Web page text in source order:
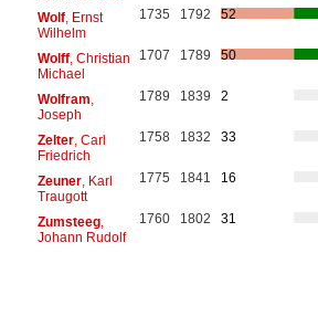
Wolf, Ernst
Wilhelm
1735 1792 52
Wolff, Christian
Michael
1707 1789 50
Wolfram
Joseph
1789 1839 2
Zelter, Carl
Friedrich
1758 1832 33
Zeuner, Karl
Traugott
1775 1841 16
Zumsteeg,
Johann Rudolf
1760 1802 31